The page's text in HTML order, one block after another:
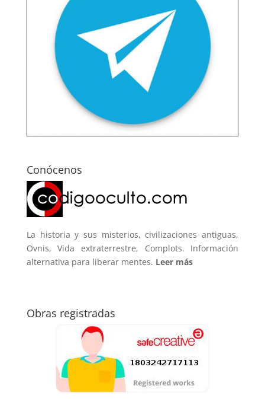
Conócenos
La historia y sus misterios, civilizaciones antiguas,
Ovnis, Vida extraterrestre, Complots. Información
alternativa para liberar mentes. Leer más
Obras registradas